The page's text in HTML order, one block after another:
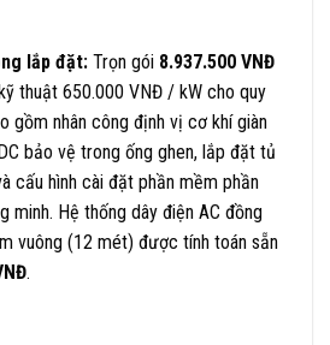
lắp đặt:Trọn gói 8.937.500 VNĐ
thuật 650.000 VNĐ / kW cho quy
gồm nhân công định vị cơ khí giàn
bảo vệ trong ống ghen, lắp đặt tủ
cấu hình cài đặt phần mềm phần
minh. Hệ thống dây điện AC đồng
vuông (12 mét) được tính toán sẵn
.